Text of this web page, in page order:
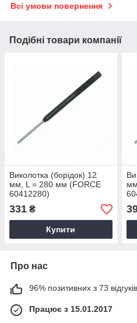
Всі умови повернення
Подібні товари компанії
Виколотка (борідок) 12
мм, L = 280 мм (FORCE
60412280)
331 ₴
Купити
Про нас
96% позитивних з 73
Працює з 15.01.2017